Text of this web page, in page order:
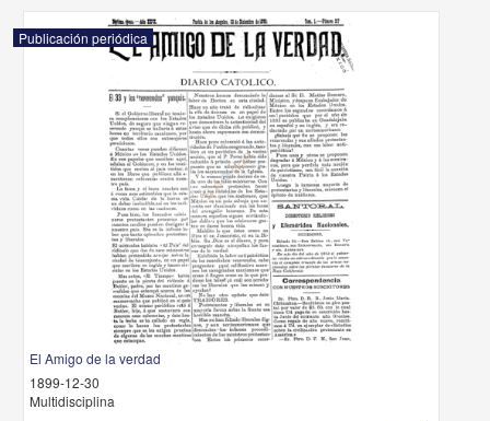
Publicación periódica
El Amigo de la verdad
1899-12-30
Multidisciplina